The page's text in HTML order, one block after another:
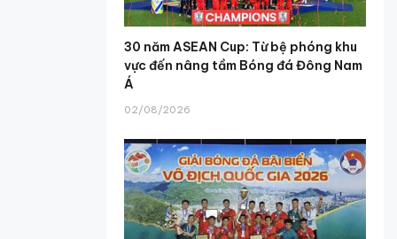
30 năm ASEAN Cup: Từ bệ phóng khu
vực đến nâng tầm Bóng đá Đông Nam
Á
02/08/2026